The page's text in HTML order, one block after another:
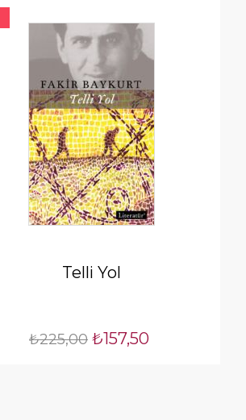
Telli Yol
₺225,00 ₺157,50